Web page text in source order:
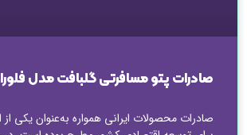
صادرات پتو مسافرتی گلبافت مدل فلورا
صادرات محصولات ایرانی همواره به‌عنوان یکی از